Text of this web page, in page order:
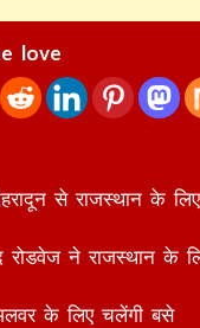
love
से राजस्थान के
रोडवेज ने राजस्थान
के लिए चलेंगी बसे